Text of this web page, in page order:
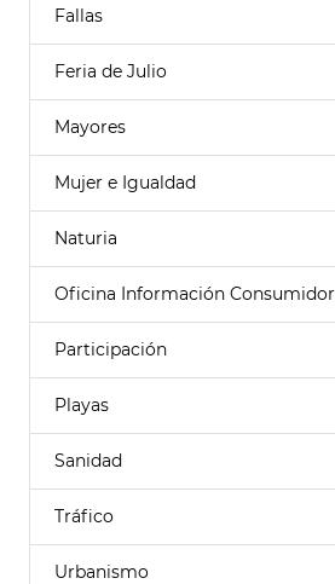
Fallas
Feria de Julio
Mayores
Mujer e Igualdad
Naturia
Oficina Información Consumidor
Participación
Playas
Sanidad
Tráfico
Urbanismo